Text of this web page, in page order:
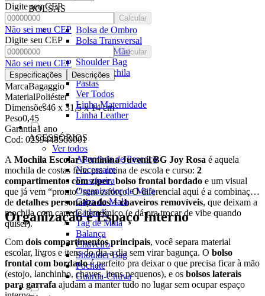
BOLSAS
Bolsa de Ombro
Bolsa Transversal
Bolsa De Mão
Shoulder Bag
Bolsa Mochila
Pastas
Ver Todos
Linha Maternidade
Linha Leather
ACESSÓRIOS
Ver todos
Almofada de Pescoço
Necessaire
Frasqueira
Organizador de Mala
Capa de Mala
Cadeado
Tag de Mala
Balança
Chaveiro
Shoulder Bag
Pochete
Guarda-Chuva
Digite seu CEP
Calcular
Não sei meu CEP
Digite seu CEP
Calcular
Não sei meu CEP
Especificações Descrições
MarcaBagaggio
MaterialPoliéster
Dimensões46 x 31,5 x 14 cm
Peso0,45
Garantia1 ano
Cod: 0239448560001
A Mochila Escolar Feminina Juvenil BG Joy Rosa é aquela
mochila de costas feita pra rotina de escola e curso: 2
compartimentos com zíper,bolso frontal bordado e um visual
que já vem “pronto” sem esforço. O diferencial aqui é a combinação
de detalhes personalizados + chaveiros removíveis, que deixam a
mochila com cara de item único (e dá pra trocar de vibe quando
quiser).
Organização e Espaço Interno
Com dois compartimentos principais, você separa material
escolar, livros e itens do dia a dia sem virar bagunça. O bolso
frontal com bordadoé perfeito pra deixar o que precisa ficar à mão
(estojo, lanchinho, chaves, itens pequenos), e os bolsos laterais
para garrafa ajudam a manter tudo no lugar sem ocupar espaço